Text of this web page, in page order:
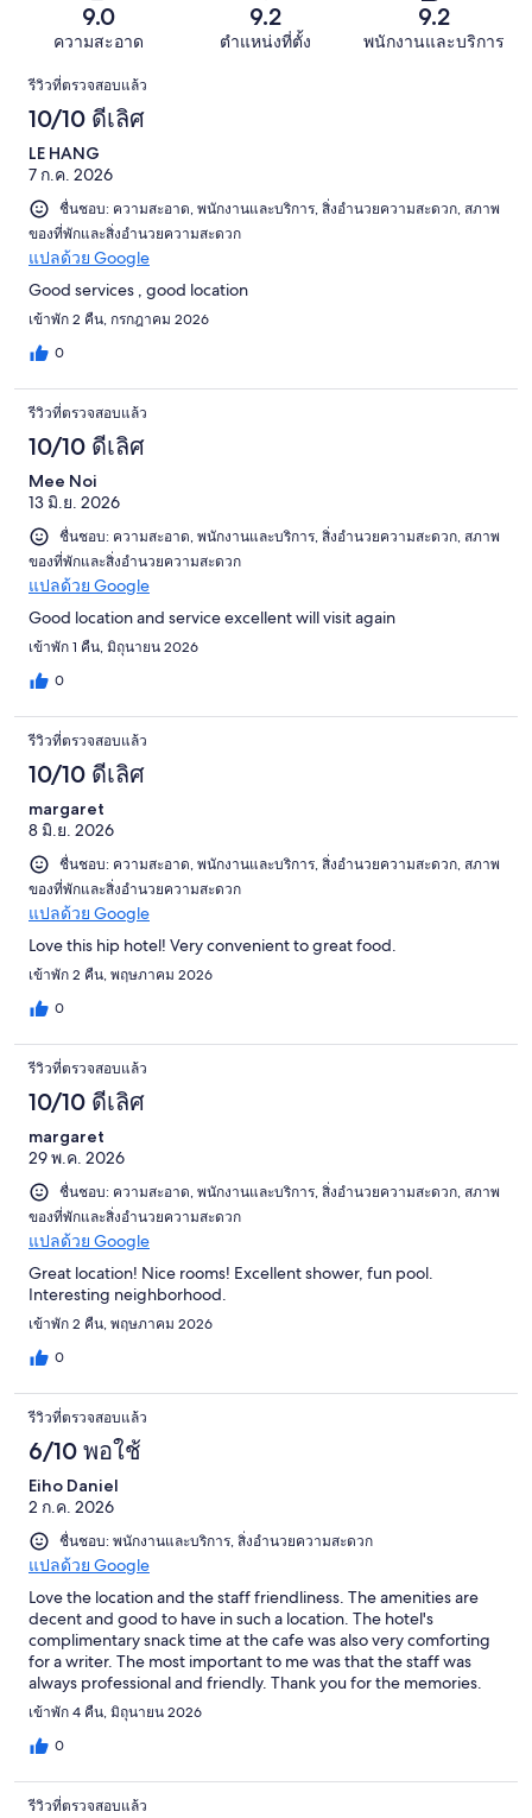
1002
รีวิว
จาก
1002
รีวิว
9.0
ความสะอาด
9.2
ตำแหน่งที่ตั้ง
9.2
พนักงานและบริการ
รีวิว
รีวิวที่ตรวจสอบแล้ว
10/10 ดีเลิศ
LE HANG
7 ก.ค. 2026
ชื่นชอบ: ความสะอาด, พนักงานและบริการ, สิ่งอำนวยความสะดวก, สภาพ
ของที่พักและสิ่งอำนวยความสะดวก
แปลด้วย Google
Good services , good location
เข้าพัก 2 คืน, กรกฎาคม 2026
0
รีวิวที่ตรวจสอบแล้ว
10/10 ดีเลิศ
Mee Noi
13 มิ.ย. 2026
ชื่นชอบ: ความสะอาด, พนักงานและบริการ, สิ่งอำนวยความสะดวก, สภาพ
ของที่พักและสิ่งอำนวยความสะดวก
แปลด้วย Google
Good location and service excellent will visit again
เข้าพัก 1 คืน, มิถุนายน 2026
0
รีวิวที่ตรวจสอบแล้ว
10/10 ดีเลิศ
margaret
8 มิ.ย. 2026
ชื่นชอบ: ความสะอาด, พนักงานและบริการ, สิ่งอำนวยความสะดวก, สภาพ
ของที่พักและสิ่งอำนวยความสะดวก
แปลด้วย Google
Love this hip hotel! Very convenient to great food.
เข้าพัก 2 คืน, พฤษภาคม 2026
0
รีวิวที่ตรวจสอบแล้ว
10/10 ดีเลิศ
margaret
29 พ.ค. 2026
ชื่นชอบ: ความสะอาด, พนักงานและบริการ, สิ่งอำนวยความสะดวก, สภาพ
ของที่พักและสิ่งอำนวยความสะดวก
แปลด้วย Google
Great location! Nice rooms! Excellent shower, fun pool.
Interesting neighborhood.
เข้าพัก 2 คืน, พฤษภาคม 2026
0
รีวิวที่ตรวจสอบแล้ว
6/10 พอใช้
Eiho Daniel
2 ก.ค. 2026
ชื่นชอบ: พนักงานและบริการ, สิ่งอำนวยความสะดวก
แปลด้วย Google
Love the location and the staff friendliness. The amenities are
decent and good to have in such a location. The hotel's
complimentary snack time at the cafe was also very comforting
for a writer. The most important to me was that the staff was
always professional and friendly. Thank you for the memories.
เข้าพัก 4 คืน, มิถุนายน 2026
0
รีวิวที่ตรวจสอบแล้ว